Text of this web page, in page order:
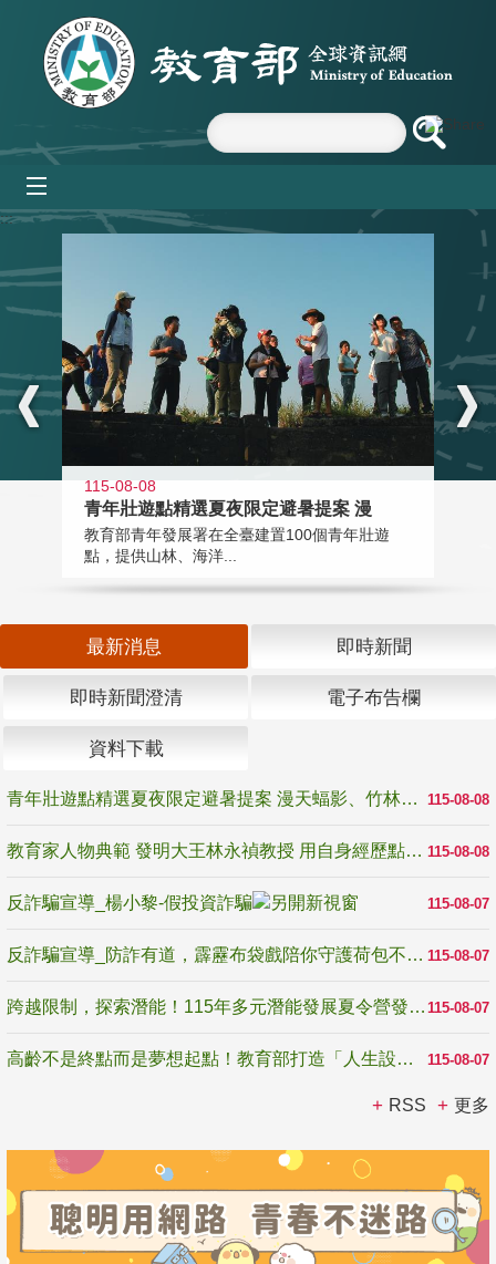
跳到主要內容區塊
:::
115-08-08
青年壯遊點精選夏夜限定避暑提案 漫
教育部青年發展署在全臺建置100個青年壯遊
點，提供山林、海洋...
最新消息 即時新聞
即時新聞澄清 電子布告欄
資料下載
115-08-08
青年壯遊點精選夏夜限定避暑提案 漫天蝠影、竹林尋蛙、茶香夜觀 邀青年暮色出發
115-08-08
教育家人物典範 發明大王林永禎教授 用自身經歷點亮學生的路
115-08-07
反詐騙宣導_楊小黎-假投資詐騙
115-08-07
反詐騙宣導_防詐有道，霹靂布袋戲陪你守護荷包不受騙
115-08-07
跨越限制，探索潛能！115年多元潛能發展夏令營發掘生命無限可能
115-08-07
高齡不是終點而是夢想起點！教育部打造「人生設計夢工場」 參展第3屆高齡健康產業博覽會
RSS 更多